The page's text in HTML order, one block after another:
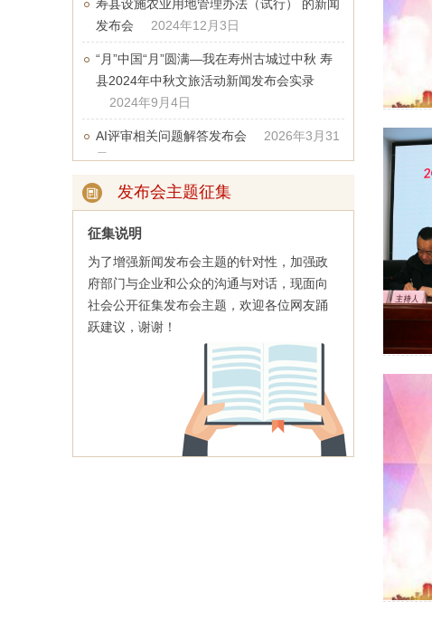
发布会
2024年12月3日
“月”中国“月”圆满—我在寿州古城过中秋 寿
县2024年中秋文旅活动新闻发布会实录
2024年9月4日
AI评审相关问题解答发布会
2026年3月31
日
月24日
2025年三季度全县经济运行情况发布会
2025年11月19日
寿县研学线路发布会 2025年11月14日
国家卫生健康委就介绍“推广三明医改经验、
深化以公益性为导向的公立医院改革”有关情
2025年9月29日
板桥镇2025年秋季秸秆禁烧工作新闻发布会
2025年9月29日
寿州古城2025秋季系列文旅活动新闻发布会
发布会主题征集
征集说明
为了增强新闻发布会主题的针对性，加强政
府部门与企业和公众的沟通与对话，现面向
社会公开征集发布会主题，欢迎各位网友踊
跃建议，谢谢！